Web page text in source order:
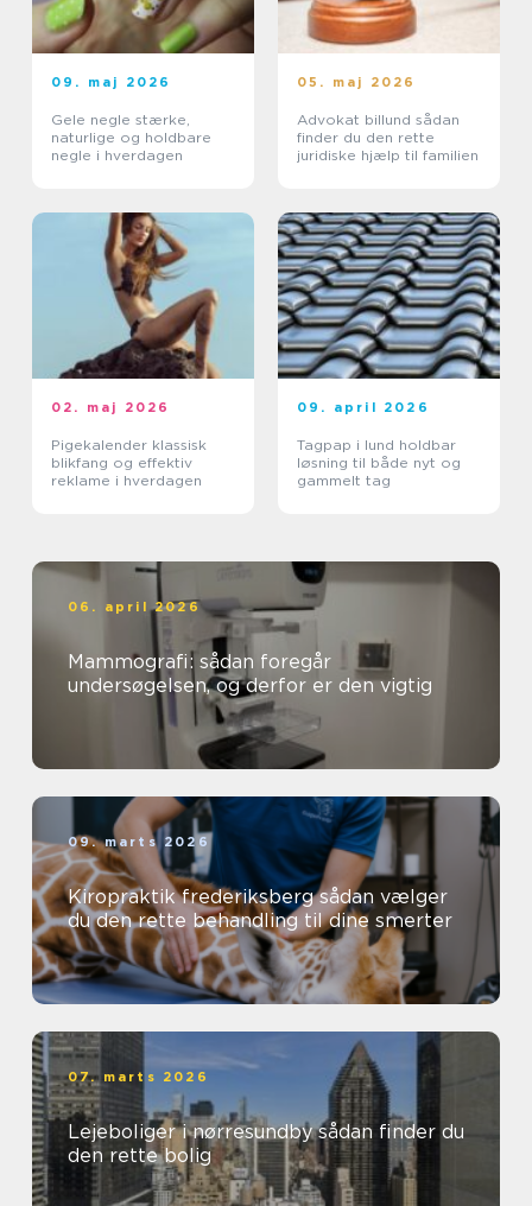
09. maj 2026
Gele negle stærke,
naturlige og holdbare
negle i hverdagen
05. maj 2026
Advokat billund sådan
finder du den rette
juridiske hjælp til familien
02. maj 2026
Pigekalender klassisk
blikfang og effektiv
reklame i hverdagen
09. april 2026
Tagpap i lund holdbar
løsning til både nyt og
gammelt tag
06. april 2026
Mammografi: sådan foregår
undersøgelsen, og derfor er den vigtig
09. marts 2026
Kiropraktik frederiksberg sådan vælger
du den rette behandling til dine smerter
07. marts 2026
Lejeboliger i nørresundby sådan finder du
den rette bolig